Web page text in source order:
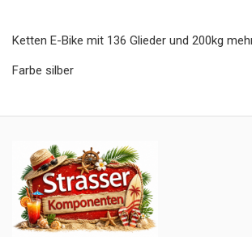
Ketten E-Bike mit 136 Glieder und 200kg
Farbe silber